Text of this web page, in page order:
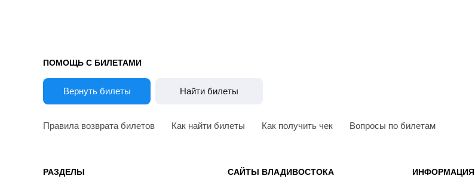
ПОМОЩЬ С БИЛЕТАМИ
Вернуть билеты Найти билеты
Правила возврата билетов Как найти билеты Как получить чек Вопросы по билетам
РАЗДЕЛЫ САЙТЫ ВЛАДИВОСТОКА ИНФОРМАЦИЯ